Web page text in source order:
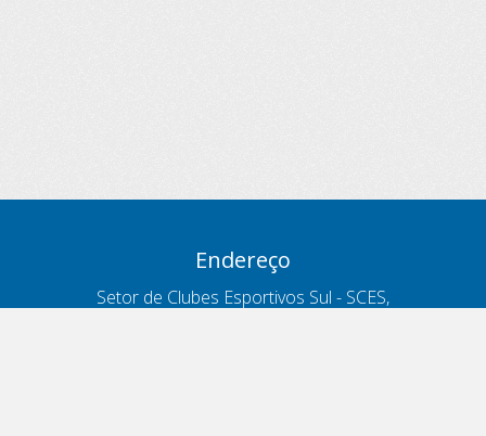
Endereço
Setor de Clubes Esportivos Sul - SCES,